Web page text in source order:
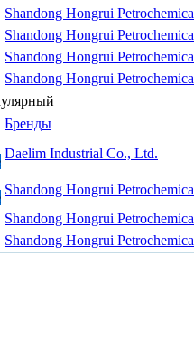
Shandong Hongrui
Shandong Hongrui
Shandong Hongrui
Shandong Hongrui
Бренды
Daelim Industrial Co., Ltd.
Shandong Hongrui
Shandong Hongrui
Shandong Hongrui